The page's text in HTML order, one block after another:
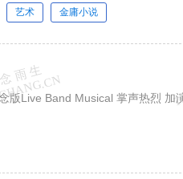
艺术 金庸小说